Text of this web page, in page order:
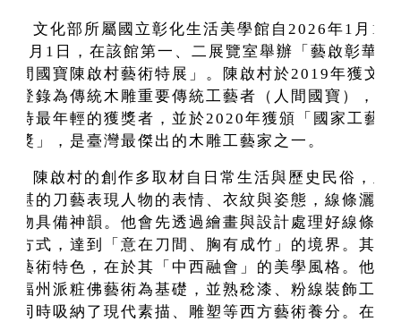
文化部所屬國立彰化生活美學館自2026年1月15
至3月1日，在該館第一、二展覽室舉辦「藝啟彰華—
人間國寶陳啟村藝術特展」。陳啟村於2019年獲文化
部登錄為傳統木雕重要傳統工藝者（人間國寶），成
當時最年輕的獲獎者，並於2020年獲頒「國家工藝成
就獎」，是臺灣最傑出的木雕工藝家之一。
陳啟村的創作多取材自日常生活與歷史民俗，並
精湛的刀藝表現人物的表情、衣紋與姿態，線條灑脫
人物具備神韻。他會先透過繪畫與設計處理好線條與
現方式，達到「意在刀間、胸有成竹」的境界。其木
的藝術特色，在於其「中西融會」的美學風格。他以
統福州派粧佛藝術為基礎，並熟稔漆、粉線裝飾工藝
也同時吸納了現代素描、雕塑等西方藝術養分。在技